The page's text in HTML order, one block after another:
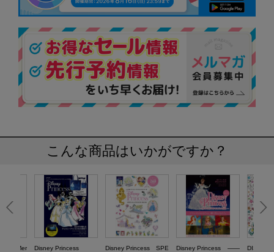
こんな商品はいかがですか？
Mer Disney Princess
Disney Princess SPE
Disney Princess ――